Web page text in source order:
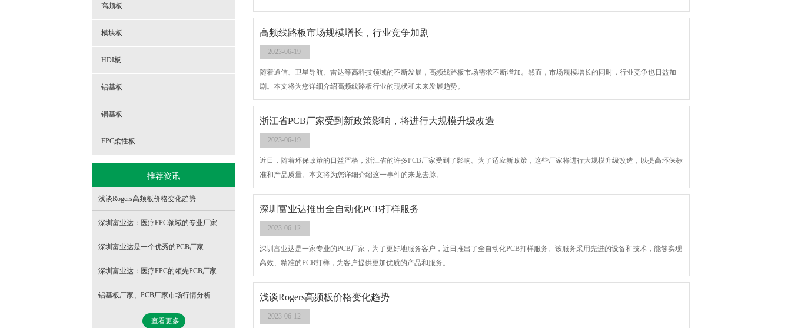
高频线路板市场规模增长，行业竞争加剧
2023-06-19
随着通信、卫星导航、雷达等高科技领域的不断发展，高频线路板市场需求不断增加。然而，市场规模增长的同时，行业竞争也日益加
剧。本文将为您详细介绍高频线路板行业的现状和未来发展趋势。
浙江省PCB厂家受到新政策影响，将进行大规模升级改造
2023-06-19
近日，随着环保政策的日益严格，浙江省的许多PCB厂家受到了影响。为了适应新政策，这些厂家将进行大规模升级改造，以提高环保标
准和产品质量。本文将为您详细介绍这一事件的来龙去脉。
深圳富业达推出全自动化PCB打样服务
2023-06-12
深圳富业达是一家专业的PCB厂家，为了更好地服务客户，近日推出了全自动化PCB打样服务。该服务采用先进的设备和技术，能够实现
高效、精准的PCB打样，为客户提供更加优质的产品和服务。
浅谈Rogers高频板价格变化趋势
2023-06-12
高频板
模块板
HDI板
铝基板
铜基板
FPC柔性板
推荐资讯
浅谈Rogers高频板价格变化趋势
深圳富业达：医疗FPC领域的专业厂家
深圳富业达是一个优秀的PCB厂家
深圳富业达：医疗FPC的领先PCB厂家
铝基板厂家、PCB厂家市场行情分析
查看更多